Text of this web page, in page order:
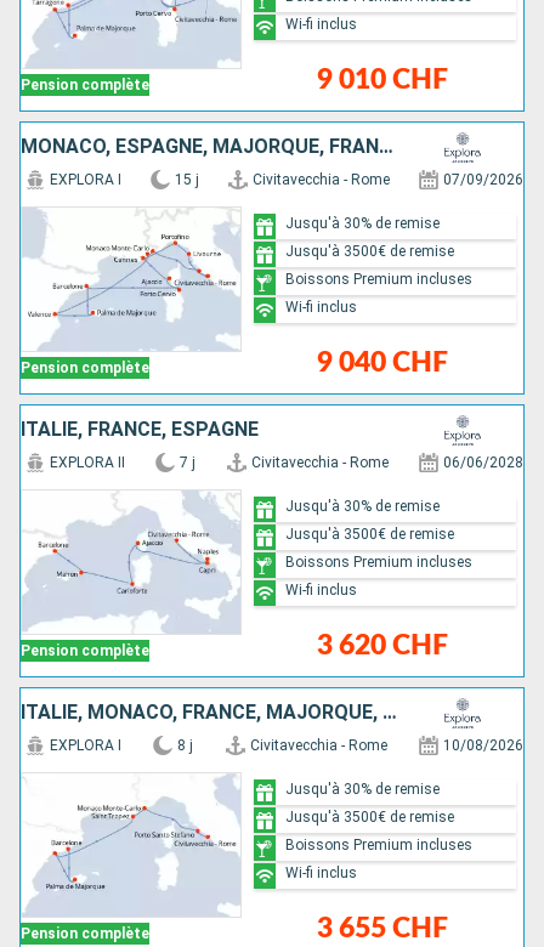
Pension complète 9 010 CHF
Wi-fi inclus
MONACO, ESPAGNE, MAJORQUE, FRANCE, ITALIE
Pension complète
EXPLORA I 15 j Civitavecchia - Rome 07/09/2026
9 040 CHF
Jusqu'à 30% de remise
Jusqu'à 3500€ de remise
Boissons Premium incluses
Wi-fi inclus
ITALIE, FRANCE, ESPAGNE
Pension complète
EXPLORA II 7 j Civitavecchia - Rome 06/06/2028
3 620 CHF
Jusqu'à 30% de remise
Jusqu'à 3500€ de remise
Boissons Premium incluses
Wi-fi inclus
ITALIE, MONACO, FRANCE, MAJORQUE, ESPAGNE
Pension complète
EXPLORA I 8 j Civitavecchia - Rome 10/08/2026
3 655 CHF
Jusqu'à 30% de remise
Jusqu'à 3500€ de remise
Boissons Premium incluses
Wi-fi inclus